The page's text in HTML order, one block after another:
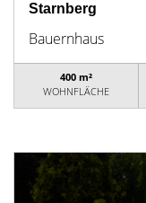
Starnberg
Bauernhaus
400 m²
WOHNFLÄCHE